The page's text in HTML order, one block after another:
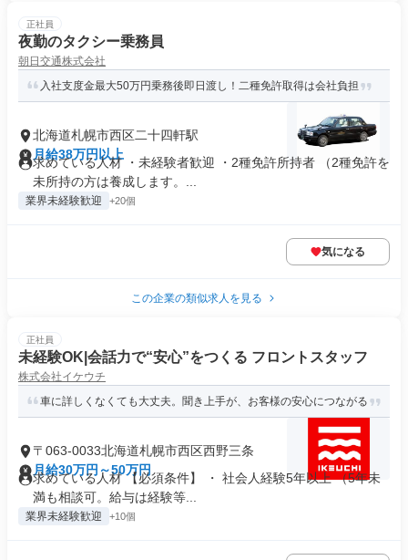
正社員
夜勤のタクシー乗務員
朝日交通株式会社
入社支度金最大50万円乗務後即日渡し！二種免許取得は会社負担
北海道札幌市西区二十四軒駅
月給38万円以上
求めている人材 ・未経験者歓迎 ・2種免許所持者 （2種免許を
未所持の方は養成します。...
業界未経験歓迎 +20個
気になる
この企業の類似求人を見る
正社員
未経験OK|会話力で“安心”をつくる フロントスタッフ
株式会社イケウチ
車に詳しくなくても大丈夫。聞き上手が、お客様の安心につながる
〒063-0033北海道札幌市西区西野三条
月給30万円～50万円
求めている人材 【必須条件】 ・ 社会人経験5年以上 （5年未
満も相談可。給与は経験等...
業界未経験歓迎 +10個